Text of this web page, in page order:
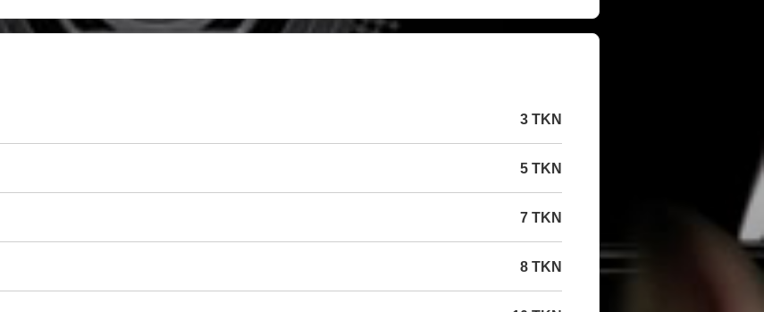
3 TKN
5 TKN
7 TKN
8 TKN